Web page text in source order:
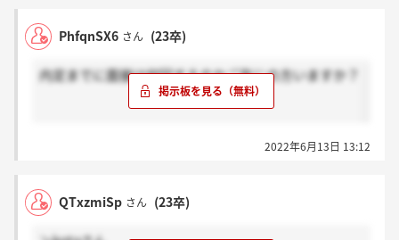
PhfqnSX6 さん (23卒)
内定までに面接は何回するのかご存じの方いますか？
2022年6月13日 13:12
QTxzmiSp さん (23卒)